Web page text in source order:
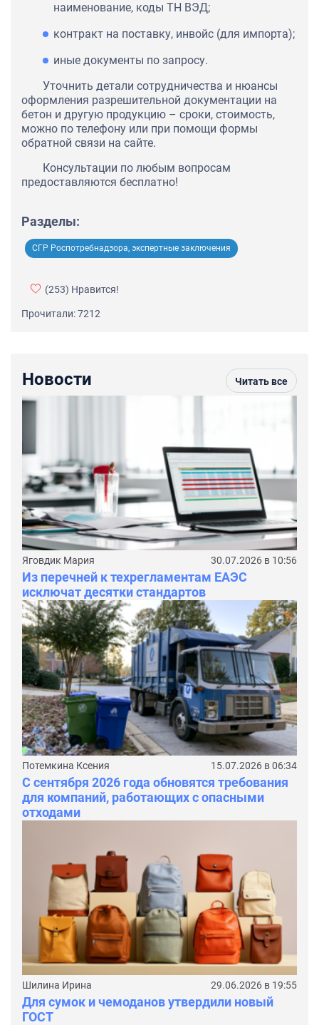
наименование, коды ТН ВЭД;
контракт на поставку, инвойс (для импорта);
иные документы по запросу.
Уточнить детали сотрудничества и нюансы
оформления разрешительной документации на
бетон и другую продукцию – сроки, стоимость,
можно по телефону или при помощи формы
обратной связи на сайте.
Консультации по любым вопросам
предоставляются бесплатно!
Разделы:
СГР Роспотребнадзора, экспертные заключения
(253) Нравится!
Прочитали: 7212
Новости Читать все
Яговдик Мария 30.07.2026 в 10:56
Из перечней к техрегламентам ЕАЭС
исключат десятки стандартов
Потемкина Ксения 15.07.2026 в 06:34
С сентября 2026 года обновятся требования
для компаний, работающих с опасными
отходами
Шилина Ирина 29.06.2026 в 19:55
Для сумок и чемоданов утвердили новый
ГОСТ